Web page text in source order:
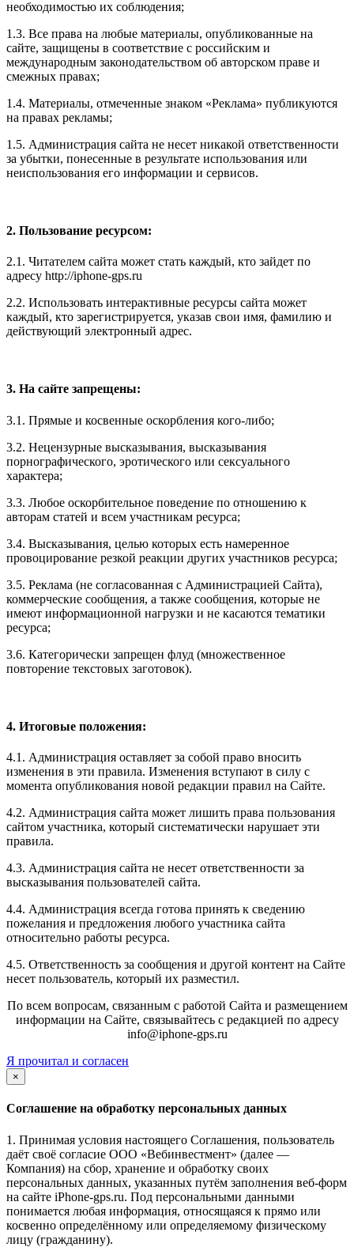
необходимостью их соблюдения;
1.3. Все права на любые материалы, опубликованные на
сайте, защищены в соответствие с российским и
международным законодательством об авторском праве и
смежных правах;
1.4. Материалы, отмеченные знаком «Реклама» публикуются
на правах рекламы;
1.5. Администрация сайта не несет никакой ответственности
за убытки, понесенные в результате использования или
неиспользования его информации и сервисов.
2. Пользование ресурсом:
2.1. Читателем сайта может стать каждый, кто зайдет по
адресу http://iphone-gps.ru
2.2. Использовать интерактивные ресурсы сайта может
каждый, кто зарегистрируется, указав свои имя, фамилию и
действующий электронный адрес.
3. На сайте запрещены:
3.1. Прямые и косвенные оскорбления кого-либо;
3.2. Нецензурные высказывания, высказывания
порнографического, эротического или сексуального
характера;
3.3. Любое оскорбительное поведение по отношению к
авторам статей и всем участникам ресурса;
3.4. Высказывания, целью которых есть намеренное
провоцирование резкой реакции других участников ресурса;
3.5. Реклама (не согласованная с Администрацией Сайта),
коммерческие сообщения, а также сообщения, которые не
имеют информационной нагрузки и не касаются тематики
ресурса;
3.6. Категорически запрещен флуд (множественное
повторение текстовых заготовок).
4. Итоговые положения:
4.1. Администрация оставляет за собой право вносить
изменения в эти правила. Изменения вступают в силу с
момента опубликования новой редакции правил на Сайте.
4.2. Администрация сайта может лишить права пользования
сайтом участника, который систематически нарушает эти
правила.
4.3. Администрация сайта не несет ответственности за
высказывания пользователей сайта.
4.4. Администрация всегда готова принять к сведению
пожелания и предложения любого участника сайта
относительно работы ресурса.
4.5. Ответственность за сообщения и другой контент на Сайте
несет пользователь, который их разместил.
По всем вопросам, связанным с работой Сайта и размещением
информации на Сайте, связывайтесь с редакцией по адресу
info@iphone-gps.ru
Я прочитал и согласен
×
Соглашение на обработку персональных данных
1. Принимая условия настоящего Соглашения, пользователь
даёт своё согласие ООО «Вебинвестмент» (далее —
Компания) на сбор, хранение и обработку своих
персональных данных, указанных путём заполнения веб-форм
на сайте iPhone-gps.ru. Под персональными данными
понимается любая информация, относящаяся к прямо или
косвенно определённому или определяемому физическому
лицу (гражданину).